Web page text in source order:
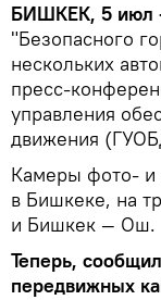
БИШКЕК, 5 июл
"Безопасного
нескольких
пресс-
управления
движения
Камеры фото- и
в Бишкеке, на
и Бишкек — Ош.
Теперь,
передвижных